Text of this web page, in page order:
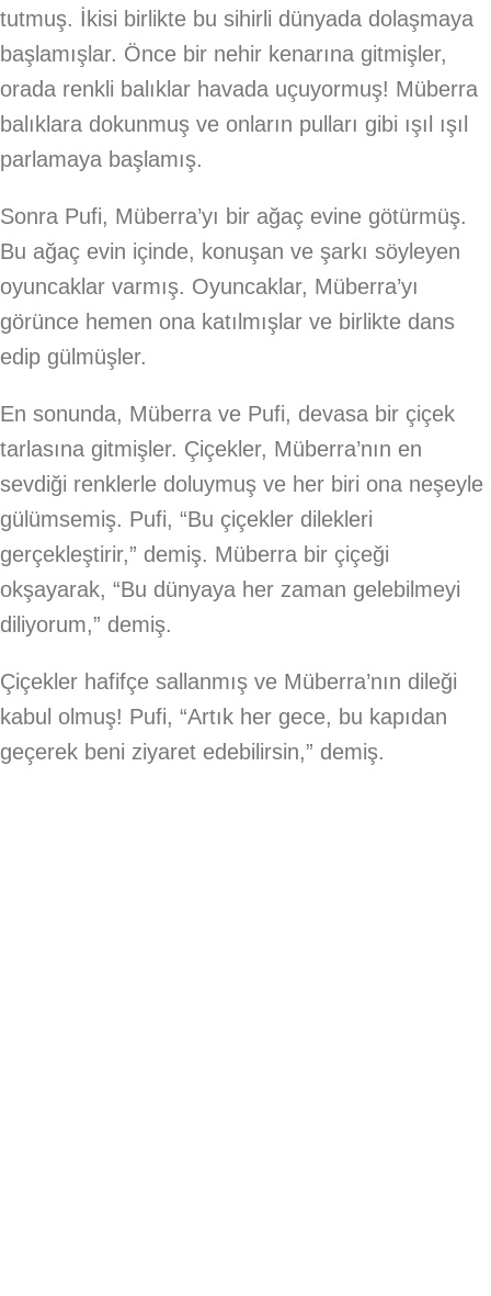
tutmuş. İkisi birlikte bu sihirli dünyada dolaşmaya
başlamışlar. Önce bir nehir kenarına gitmişler,
orada renkli balıklar havada uçuyormuş! Müberra
balıklara dokunmuş ve onların pulları gibi ışıl ışıl
parlamaya başlamış.
Sonra Pufi, Müberra’yı bir ağaç evine götürmüş.
Bu ağaç evin içinde, konuşan ve şarkı söyleyen
oyuncaklar varmış. Oyuncaklar, Müberra’yı
görünce hemen ona katılmışlar ve birlikte dans
edip gülmüşler.
En sonunda, Müberra ve Pufi, devasa bir çiçek
tarlasına gitmişler. Çiçekler, Müberra’nın en
sevdiği renklerle doluymuş ve her biri ona neşeyle
gülümsemiş. Pufi, “Bu çiçekler dilekleri
gerçekleştirir,” demiş. Müberra bir çiçeği
okşayarak, “Bu dünyaya her zaman gelebilmeyi
diliyorum,” demiş.
Çiçekler hafifçe sallanmış ve Müberra’nın dileği
kabul olmuş! Pufi, “Artık her gece, bu kapıdan
geçerek beni ziyaret edebilirsin,” demiş.